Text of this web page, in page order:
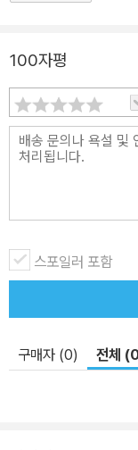
100자평
스포일러 포함
구매자 (0) 전체